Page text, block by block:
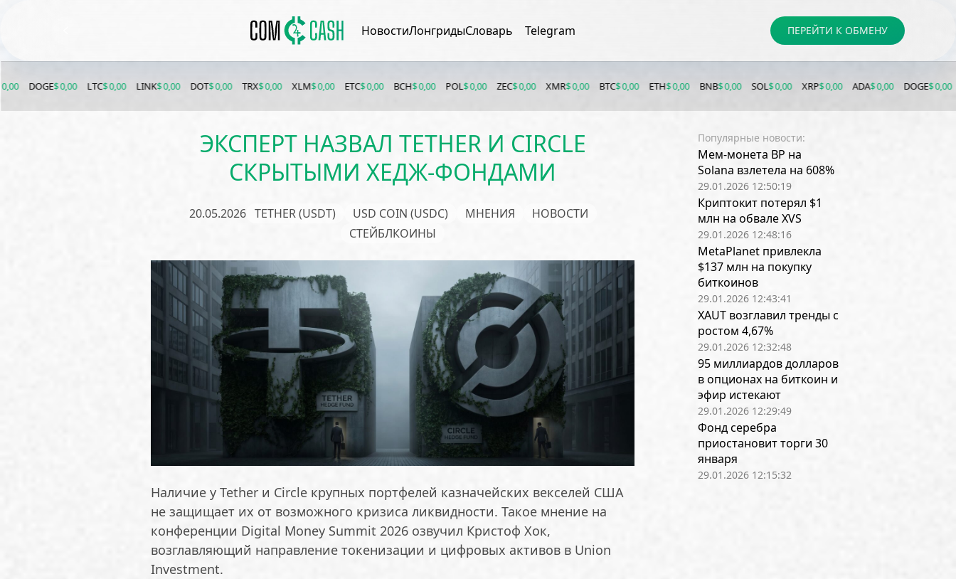
НовостиЛонгридыСловарь Telegram ПЕРЕЙТИ К ОБМЕНУ
$ 0,00 LTC$ 0,00 LINK$ 0,00 DOT$ 0,00 TRX$ 0,00 XLM$ 0,00 ETC$ 0,00 BCH$ 0,00 POL$ 0,00 ZEC$ 0,00 XMR$ 0,00 BTC$ 0,00 ETH$ 0,00 BNB$ 0,00 SOL$ 0,00 XRP$ 0,00 ADA$ 0,00 DOGE$ 0,00 LTC$ 0,00
ЭКСПЕРТ НАЗВАЛ TETHER И CIRCLE
СКРЫТЫМИ ХЕДЖ-ФОНДАМИ
20.05.2026 TETHER (USDT) USD COIN (USDC) МНЕНИЯ
НОВОСТИ
СТЕЙБЛКОИНЫ
Наличие у Tether и Circle крупных портфелей казначейских векселей США
не защищает их от возможного кризиса ликвидности. Такое мнение на
конференции Digital Money Summit 2026 озвучил Кристоф Хок,
возглавляющий направление токенизации и цифровых активов в Union
Investment.
Популярные новости:
Мем-монета BP на
Solana взлетела на 608%
29.01.2026 12:50:19
Криптокит потерял $1
млн на обвале XVS
29.01.2026 12:48:16
MetaPlanet привлекла
$137 млн на покупку
биткоинов
29.01.2026 12:43:41
XAUT возглавил тренды с
ростом 4,67%
29.01.2026 12:32:48
95 миллиардов долларов
в опционах на биткоин и
эфир истекают
29.01.2026 12:29:49
Фонд серебра
приостановит торги 30
января
29.01.2026 12:15:32